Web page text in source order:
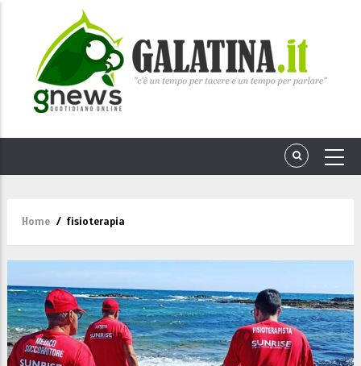
Briciole
di
pane
Home / fisioterapia